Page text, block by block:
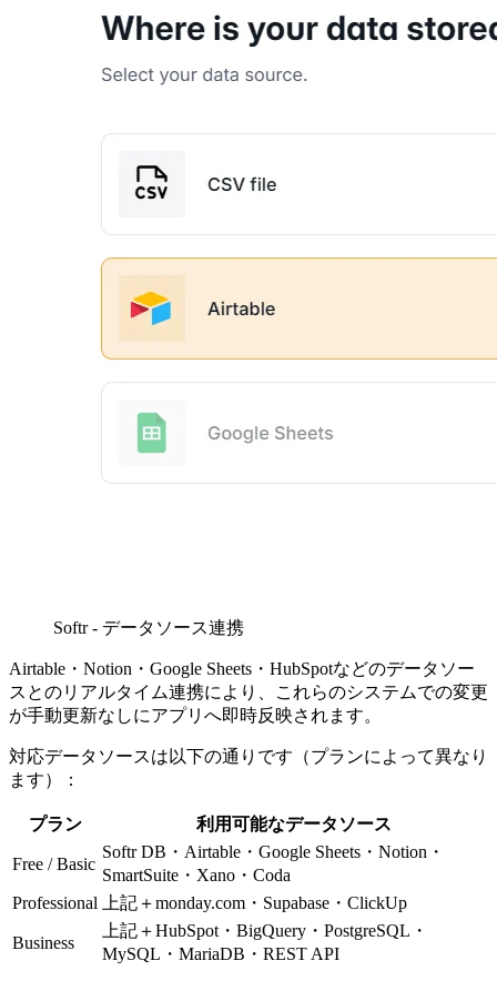
Softr - データソース連携
Airtable・Notion・Google Sheets・HubSpotなどのデータソー
スとのリアルタイム連携により、これらのシステムでの変更
が手動更新なしにアプリへ即時反映されます。
対応データソースは以下の通りです（プランによって異なり
ます）：
プラン 利用可能なデータソース
Free / Basic
Softr DB・Airtable・Google Sheets・Notion・
SmartSuite・Xano・Coda
Professional
上記＋monday.com・Supabase・ClickUp
Business
上記＋HubSpot・BigQuery・PostgreSQL・
MySQL・MariaDB・REST API